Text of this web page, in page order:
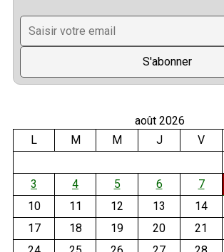
août 2026
L
M M J V
3
4 5 6 7
10
11 12 13 14
17
18 19 20 21